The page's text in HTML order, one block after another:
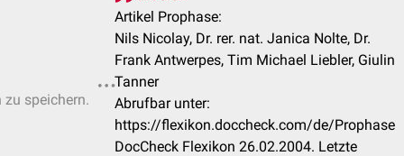
zu speichern.
Artikel Prophase:
Nils Nicolay, Dr. rer. nat. Janica Nolte, Dr.
Frank Antwerpes, Tim Michael Liebler, Giulin
Tanner
Abrufbar unter:
https://flexikon.doccheck.com/de/Prophase
DocCheck Flexikon 26.02.2004. Letzte